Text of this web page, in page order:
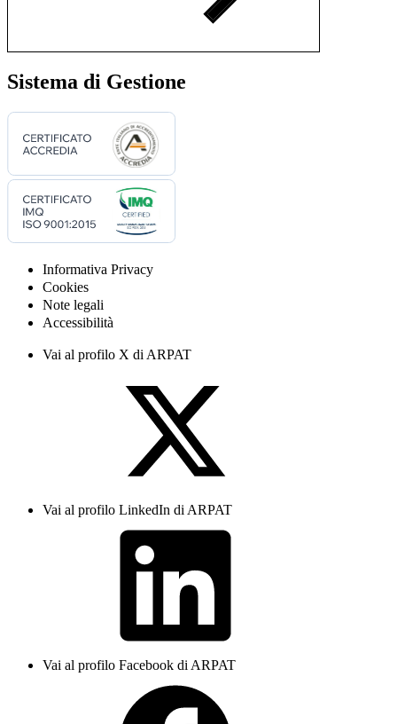
Sistema di Gestione
Informativa Privacy
Cookies
Note legali
Accessibilità
Vai al profilo X di ARPAT
Vai al profilo LinkedIn di ARPAT
Vai al profilo Facebook di ARPAT